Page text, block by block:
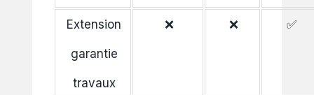
Extension
garantie
travaux
❌ ❌ ✅